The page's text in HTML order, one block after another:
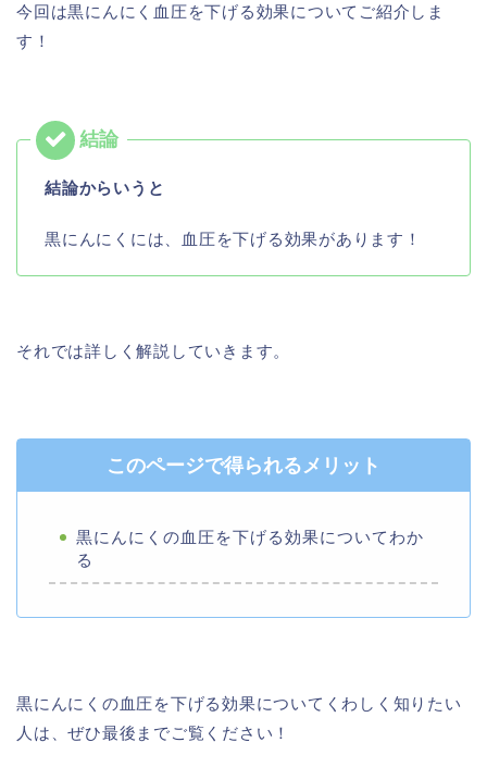
今回は黒にんにく血圧を下げる効果についてご紹介しま
す！
結論からいうと
黒にんにくには、血圧を下げる効果があります！
それでは詳しく解説していきます。
このページで得られるメリット
黒にんにくの血圧を下げる効果についてわか
る
黒にんにくの血圧を下げる効果についてくわしく知りたい
人は、ぜひ最後までご覧ください！